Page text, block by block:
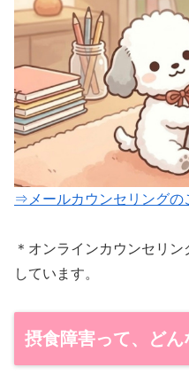
⇒メールカウンセリングの
＊オンラインカウンセリ
しています。
摂食障害って、どん